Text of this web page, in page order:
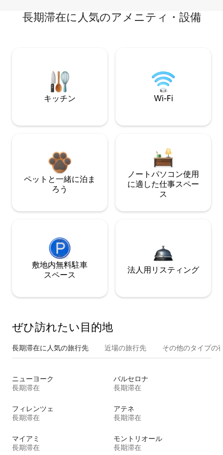
長期滞在に人気のアメニティ・設備
キッチン Wi-Fi
ペットと一緒に泊ま
ろう
ノートパソコン使用
に適した仕事スペー
ス
敷地内無料駐⁠車
ス⁠ペ⁠ー⁠ス
法人用リスティング
ぜひ訪⁠れ⁠た⁠い目⁠的⁠地
長期滞在に人気の旅行先 近場の旅行先 その他のタ⁠イ⁠プ⁠の
ニューヨーク
長期滞在
バルセロナ
長期滞在
フィレンツェ
長期滞在
アテネ
長期滞在
マイアミ
長期滞在
モントリオール
長期滞在